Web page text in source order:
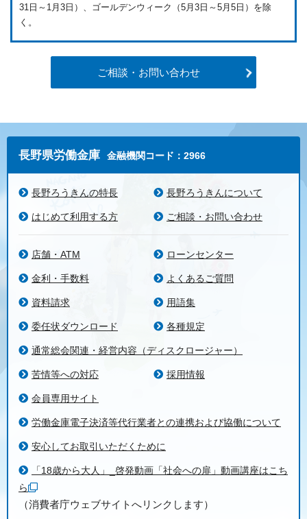
31日～1月3日）、ゴールデンウィーク（5月3日～5月5日）を除
く。
ご相談・お問い合わせ
長野県労働金庫 金融機関コード：2966
長野ろうきんの特長 長野ろうきんについて
はじめて利用する方 ご相談・お問い合わせ
店舗・ATM ローンセンター
金利・手数料 よくあるご質問
資料請求 用語集
委任状ダウンロード 各種規定
通常総会関連・経営内容（ディスクロージャー）
苦情等への対応 採用情報
会員専用サイト
労働金庫電子決済等代行業者との連携および協働について
安心してお取引いただくために
「18歳から大人」_啓発動画「社会への扉」動画講座はこち
ら
（消費者庁ウェブサイトへリンクします）